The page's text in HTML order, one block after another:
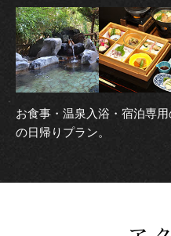
お食事・温泉入浴・宿泊専
の日帰りプラン。